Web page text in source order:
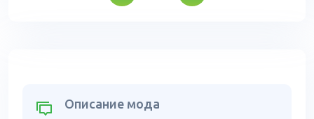
Описание мода